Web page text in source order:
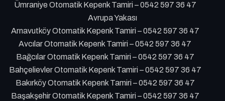
Ümraniye Otomatik Kepenk Tamiri – 0542 597 36 47
Avrupa Yakası
Arnavutköy Otomatik Kepenk Tamiri – 0542 597 36 47
Avcılar Otomatik Kepenk Tamiri – 0542 597 36 47
Bağcılar Otomatik Kepenk Tamiri – 0542 597 36 47
Bahçelievler Otomatik Kepenk Tamiri – 0542 597 36 47
Bakırköy Otomatik Kepenk Tamiri – 0542 597 36 47
Başakşehir Otomatik Kepenk Tamiri – 0542 597 36 47